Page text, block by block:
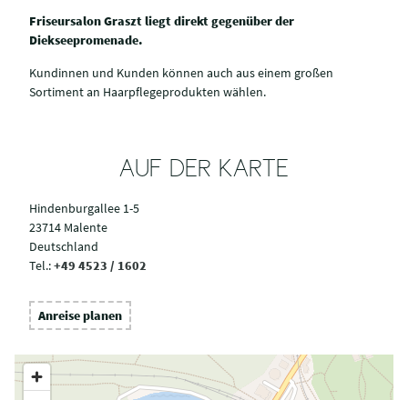
Friseursalon Graszt liegt direkt gegenüber der
Diekseepromenade.
Kundinnen und Kunden können auch aus einem großen
Sortiment an Haarpflegeprodukten wählen.
AUF DER KARTE
Hindenburgallee 1-5
23714 Malente
Deutschland
Tel.:+49 4523 / 1602
Anreise planen